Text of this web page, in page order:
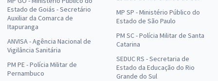
Estado de Goiás - Secretário
Auxiliar da Comarca de
Itapuranga
ANVISA - Agência Nacional de
Vigilância Sanitária
PM PE - Polícia Militar de
Pernambuco
MP SP - Ministério Público do
Estado de São Paulo
PM SC - Polícia Militar de Santa
Catarina
SEDUC RS - Secretaria de
Estado da Educação do Rio
Grande do Sul